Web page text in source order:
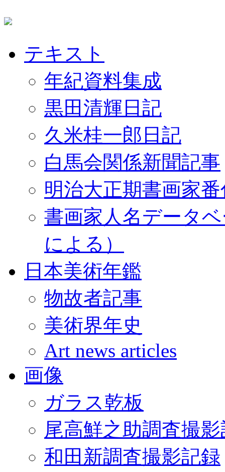
テキスト
年紀資料集成
黒田清輝日記
久米桂一郎日記
白馬会関係新聞記事
明治大正期書画家
書画家人名データ
による）
日本美術年鑑
物故者記事
美術界年史
Art news articles
画像
ガラス乾板
尾高鮮之助調査撮
和田新調査撮影記録